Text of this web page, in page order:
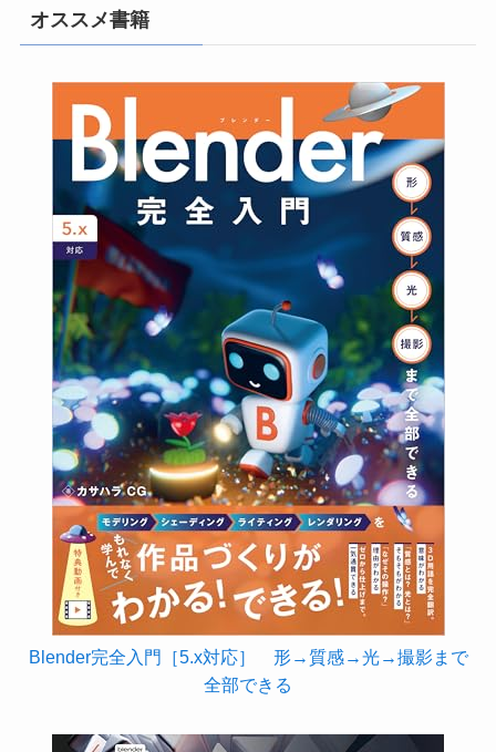
(3)
(22)
(4)
オススメ書籍
Blender完全入門［5.x対応］ 形→質感→光→撮影まで
全部できる